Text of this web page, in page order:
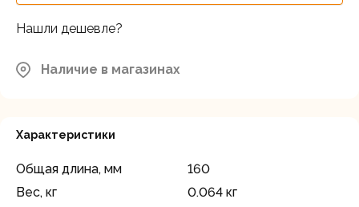
Нашли дешевле?
Наличие в магазинах
Характеристики
Общая длина, мм
160
Вес, кг
0.064 кг